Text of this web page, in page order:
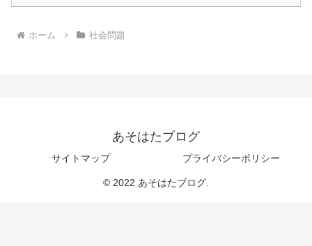
ホーム 社会問題
あそはたブログ
サイトマップ プライバシーポリシー
© 2022 あそはたブログ.